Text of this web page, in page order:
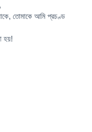
তোমাকে আমি প্রচণ্ড
হয়!